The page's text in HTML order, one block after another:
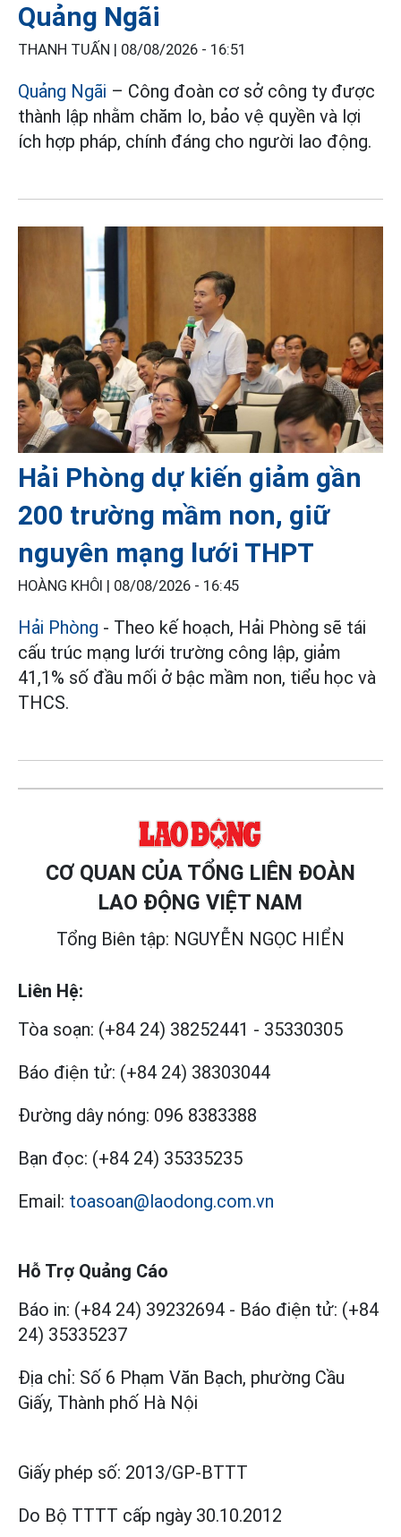
Quảng Ngãi
THANH TUẤN | 08/08/2026 - 16:51
Quảng Ngãi – Công đoàn cơ sở công ty được
thành lập nhằm chăm lo, bảo vệ quyền và lợi
ích hợp pháp, chính đáng cho người lao động.
Hải Phòng dự kiến giảm gần
200 trường mầm non, giữ
nguyên mạng lưới THPT
HOÀNG KHÔI | 08/08/2026 - 16:45
Hải Phòng - Theo kế hoạch, Hải Phòng sẽ tái
cấu trúc mạng lưới trường công lập, giảm
41,1% số đầu mối ở bậc mầm non, tiểu học và
THCS.
CƠ QUAN CỦA TỔNG LIÊN ĐOÀN
LAO ĐỘNG VIỆT NAM
Tổng Biên tập: NGUYỄN NGỌC HIỂN
Liên Hệ:
Tòa soạn: (+84 24) 38252441 - 35330305
Báo điện tử: (+84 24) 38303044
Đường dây nóng: 096 8383388
Bạn đọc: (+84 24) 35335235
Email: toasoan@laodong.com.vn
Hỗ Trợ Quảng Cáo
Báo in: (+84 24) 39232694 - Báo điện tử: (+84
24) 35335237
Địa chỉ: Số 6 Phạm Văn Bạch, phường Cầu
Giấy, Thành phố Hà Nội
Giấy phép số: 2013/GP-BTTT
Do Bộ TTTT cấp ngày 30.10.2012